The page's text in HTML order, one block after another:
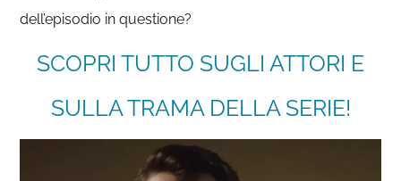
dell’episodio in questione?
SCOPRI TUTTO SUGLI ATTORI E
SULLA TRAMA DELLA SERIE!